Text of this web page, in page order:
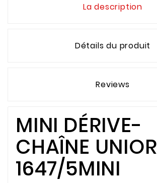
La description
Détails du produit
Reviews
MINI DÉRIVE-
CHAÎNE UNIOR
1647/5MINI